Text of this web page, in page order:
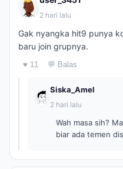
2 hari lalu
Gak nyangka hit9 punya
baru join grupnya.
♥ 11 💬 Balas
Siska_Amel
2 hari lalu
Wah masa sih?
biar ada temen